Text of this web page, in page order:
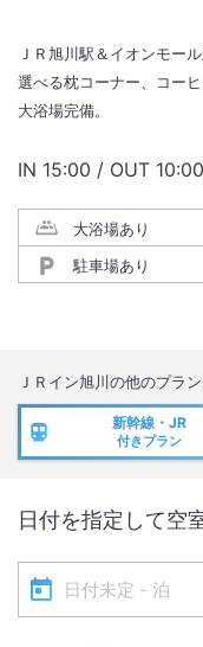
ＪＲ旭川駅＆イオンモー
選べる枕コーナー、コー
大浴場完備。
IN チェックイン
15:00 / OUT チェ
10:00
大浴場あり
駐車場あり
ＪＲイン旭川の他のプラ
新幹線・JR
付きプラン
日付を指定して空